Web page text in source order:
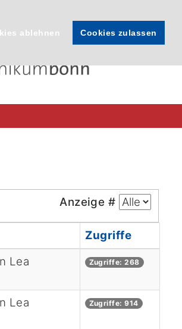
ablehnen Cookies zulassen
Anzeige #
Zugriffe
Lea
Zugriffe: 268
Lea
Zugriffe: 914